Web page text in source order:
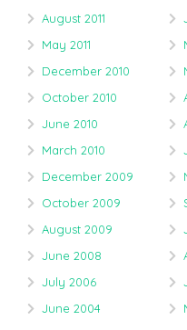
August 2011
May 2011
December 2010
October 2010
June 2010
March 2010
December 2009
October 2009
August 2009
June 2008
July 2006
June 2004